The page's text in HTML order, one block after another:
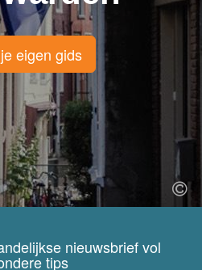
eigen gids
nieuwsbrief vol
tips